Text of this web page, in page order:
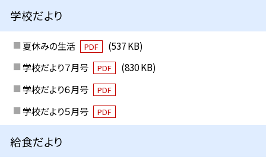
学校だより
夏休みの生活 PDF
(537 KB)
学校だより７月号
PDF
(830 KB)
学校だより６月号
PDF
学校だより５月号 PDF
給食だより